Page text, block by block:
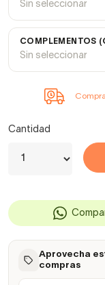
Sin seleccionar
COMPLEMENTOS
Sin seleccionar
Cantidad
Aprovecha
compras